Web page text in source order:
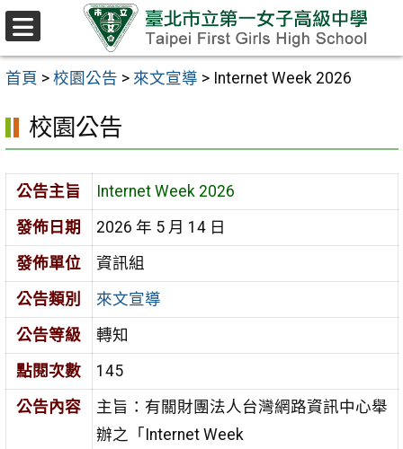
跳至主要內容區
首頁 > 校園公告 > 來文宣導 > Internet Week 2026
校園公告
公告主旨
Internet Week 2026
發佈日期
2026 年 5 月 14 日
發佈單位
資訊組
公告類別
來文宣導
公告等級
轉知
點閱次數
145
公告內容
主旨：有關財團法人台灣網路資訊中心舉
辦之「Internet Week
選
單